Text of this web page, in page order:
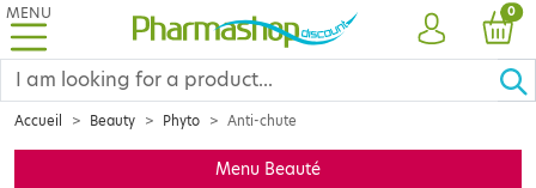
MENU
ACCOUNT
0
Accueil Beauty Phyto Anti-chute
Menu Beauté